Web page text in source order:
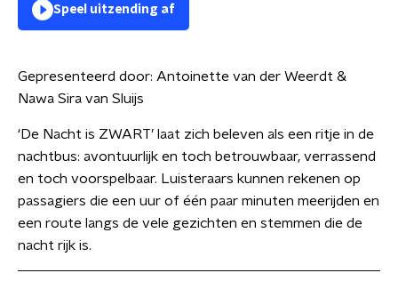
Speel uitzending af
Gepresenteerd door: Antoinette van der Weerdt &
Nawa Sira van Sluijs
‘De Nacht is ZWART’ laat zich beleven als een ritje in de
nachtbus: avontuurlijk en toch betrouwbaar, verrassend
en toch voorspelbaar. Luisteraars kunnen rekenen op
passagiers die een uur of één paar minuten meerijden en
een route langs de vele gezichten en stemmen die de
nacht rijk is.